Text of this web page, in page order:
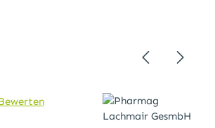
von 0 von 5 Sternen